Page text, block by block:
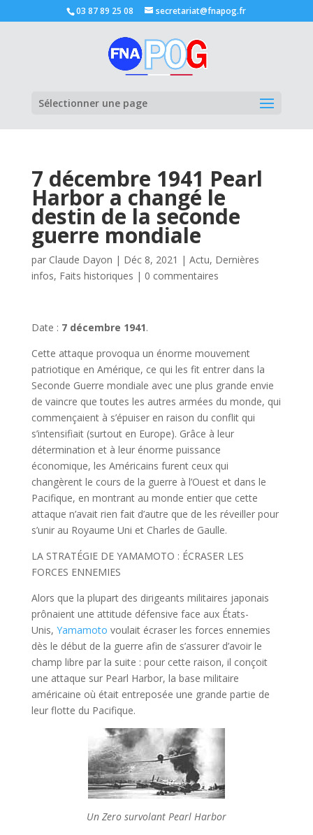
03 87 89 25 08 secretariat@fnapog.fr
Sélectionner une page
7 décembre 1941 Pearl
Harbor a changé le
destin de la seconde
guerre mondiale
par Claude Dayon | Déc 8, 2021 | Actu, Dernières
infos, Faits historiques | 0 commentaires
Date : 7 décembre 1941.
Cette attaque provoqua un énorme mouvement
patriotique en Amérique, ce qui les fit entrer dans la
Seconde Guerre mondiale avec une plus grande envie
de vaincre que toutes les autres armées du monde, qui
commençaient à s’épuiser en raison du conflit qui
s’intensifiait (surtout en Europe). Grâce à leur
détermination et à leur énorme puissance
économique, les Américains furent ceux qui
changèrent le cours de la guerre à l’Ouest et dans le
Pacifique, en montrant au monde entier que cette
attaque n’avait rien fait d’autre que de les réveiller pour
s’unir au Royaume Uni et Charles de Gaulle.
LA STRATÉGIE DE YAMAMOTO : ÉCRASER LES
FORCES ENNEMIES
Alors que la plupart des dirigeants militaires japonais
prônaient une attitude défensive face aux États-
Unis, Yamamoto voulait écraser les forces ennemies
dès le début de la guerre afin de s’assurer d’avoir le
champ libre par la suite : pour cette raison, il conçoit
une attaque sur Pearl Harbor, la base militaire
américaine où était entreposée une grande partie de
leur flotte du Pacifique.
Un Zero survolant Pearl Harbor